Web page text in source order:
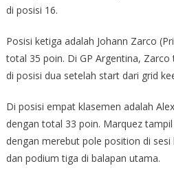
di posisi 16.
Posisi ketiga adalah Johann Zarco
total 35 poin. Di GP Argentina,
di posisi dua setelah start dari grid
Di posisi empat klasemen adalah
dengan total 33 poin. Marquez
dengan merebut pole position di sesi
dan podium tiga di balapan utama.